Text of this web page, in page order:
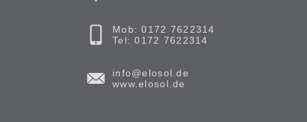
Mob: 0172 7622314
Tel: 0172 7622314
info@elosol.de
www.elosol.de